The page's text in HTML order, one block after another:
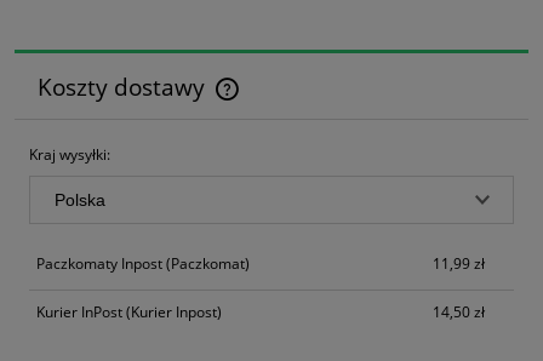
Koszty dostawy
Cena nie zawiera ewentualnych kosztów płatności
Kraj wysyłki:
Paczkomaty Inpost(Paczkomat) 11,99 zł
Kurier InPost(Kurier Inpost) 14,50 zł